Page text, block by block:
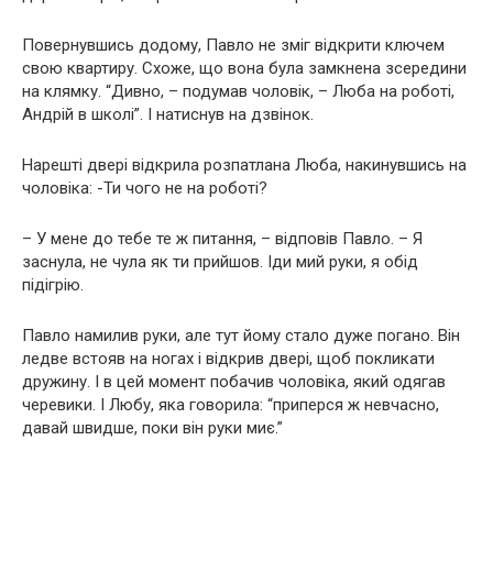
Повернувшись додому, Павло не зміг відкрити ключем
свою квартиру. Схоже, що вона була замкнена зсередини
на клямку. “Дивно, – подумав чоловік, – Люба на роботі,
Андрій в школі”. І натиснув на дзвінок.
Нарешті двері відкрила розпатлана Люба, накинувшись на
чоловіка: -Ти чого не на роботі?
– У мене до тебе те ж питання, – відповів Павло. – Я
заснула, не чула як ти прийшов. Іди мий руки, я обід
підігрію.
Павло намилив руки, але тут йому стало дуже погано. Він
ледве встояв на ногах і відкрив двері, щоб покликати
дружину. І в цей момент побачив чоловіка, який одягав
черевики. І Любу, яка говорила: “приперся ж невчасно,
давай швидше, поки він руки миє.”